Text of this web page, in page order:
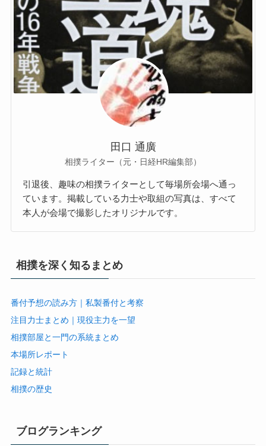
田口 通廣
相撲ライター（元・日経HR編集部）
引退後、趣味の相撲ライターとして毎場所会場へ通っ
ています。掲載している力士や取組の写真は、すべて
本人が会場で撮影したオリジナルです。
相撲を深く知るまとめ
番付予想の読み方｜私製番付と考察
注目力士まとめ｜現役主力を一望
相撲部屋と一門の系統まとめ
本場所レポート
記録と統計
相撲の歴史
ブログランキング